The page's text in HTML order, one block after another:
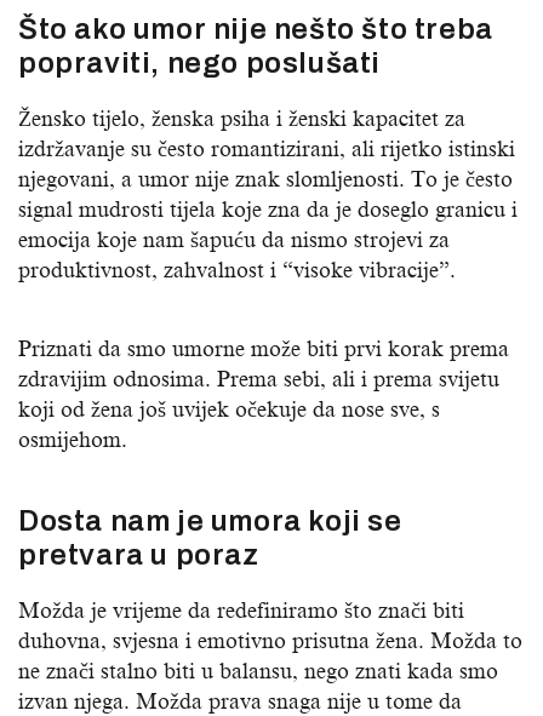
Što ako umor nije nešto što treba
popraviti, nego poslušati
Žensko tijelo, ženska psiha i ženski kapacitet za
izdržavanje su često romantizirani, ali rijetko istinski
njegovani, a umor nije znak slomljenosti. To je često
signal mudrosti tijela koje zna da je doseglo granicu i
emocija koje nam šapuću da nismo strojevi za
produktivnost, zahvalnost i “visoke vibracije”.
Priznati da smo umorne može biti prvi korak prema
zdravijim odnosima. Prema sebi, ali i prema svijetu
koji od žena još uvijek očekuje da nose sve, s
osmijehom.
Dosta nam je umora koji se
pretvara u poraz
Možda je vrijeme da redefiniramo što znači biti
duhovna, svjesna i emotivno prisutna žena. Možda to
ne znači stalno biti u balansu, nego znati kada smo
izvan njega. Možda prava snaga nije u tome da